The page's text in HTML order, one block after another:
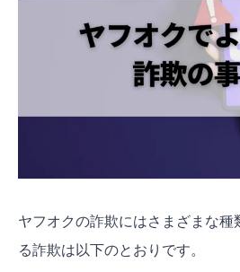
ヤフオクの詐欺にはさまざまな種
る詐欺は以下のとおりです。